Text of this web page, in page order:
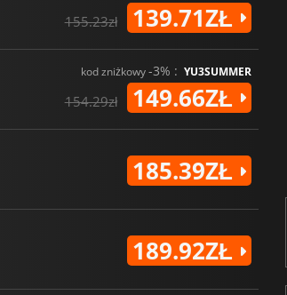
155.23zł 139.71ZŁ
kod zniżkowy-3% : YU3SUMMER
154.29zł 149.66ZŁ
185.39ZŁ
189.92ZŁ